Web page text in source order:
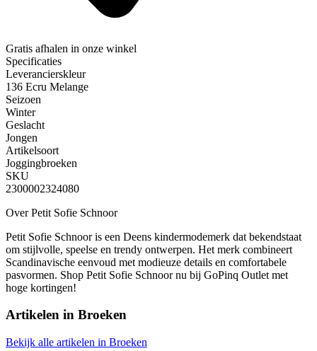
Gratis afhalen in onze winkel
Specificaties
Leverancierskleur
136 Ecru Melange
Seizoen
Winter
Geslacht
Jongen
Artikelsoort
Joggingbroeken
SKU
2300002324080
Over Petit Sofie Schnoor
Petit Sofie Schnoor is een Deens kindermodemerk dat bekendstaat
om stijlvolle, speelse en trendy ontwerpen. Het merk combineert
Scandinavische eenvoud met modieuze details en comfortabele
pasvormen. Shop Petit Sofie Schnoor nu bij GoPinq Outlet met
hoge kortingen!
Artikelen in Broeken
Bekijk alle artikelen in Broeken